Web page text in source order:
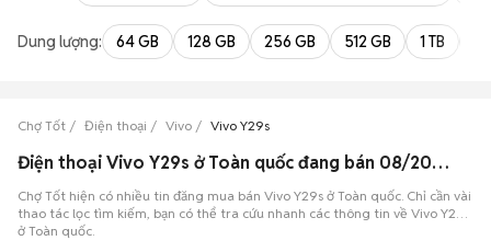
Dung lượng: 64 GB 128 GB 256 GB 512 GB 1 TB
Chợ Tốt Điện thoại Vivo Vivo Y29s
Điện thoại Vivo Y29s ở Toàn quốc đang bán 08/2026
Chợ Tốt hiện có nhiều tin đăng mua bán Vivo Y29s ở Toàn quốc. Chỉ cần vài
thao tác lọc tìm kiếm, bạn có thể tra cứu nhanh các thông tin về Vivo Y29s
ở Toàn quốc.